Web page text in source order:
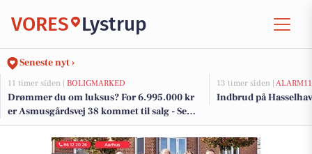
VORES Lystrup
Seneste nyt ›
11 timer siden | BOLIGMARKED
Drømmer du om luksus? For 6.995.000 kr
er Asmusgårdsvej 38 kommet til salg - Se
den og de dyreste boliger til salg her
13 timer siden |
Indbrud på